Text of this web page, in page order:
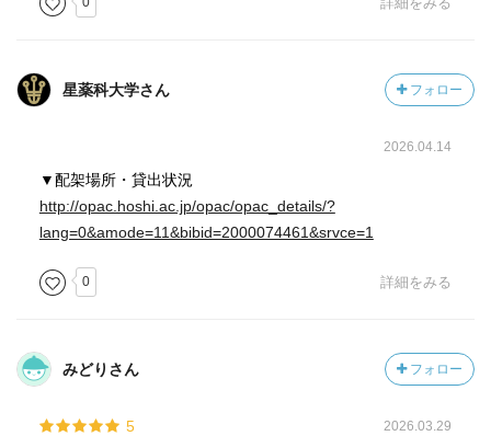
論』 (ジュリオ・トノーニ)のレビュー
『意識と脳――思考はいかにコード化されるか』(スタニス
ラス・ドゥアンヌ)のレビュー
星薬科大学さん フォロー
2026.04.14
▼配架場所・貸出状況
http://opac.hoshi.ac.jp/opac/opac_details/?
lang=0&amode=11&bibid=2000074461&srvce=1
0 詳細をみる
みどりさん フォロー
5 2026.03.29